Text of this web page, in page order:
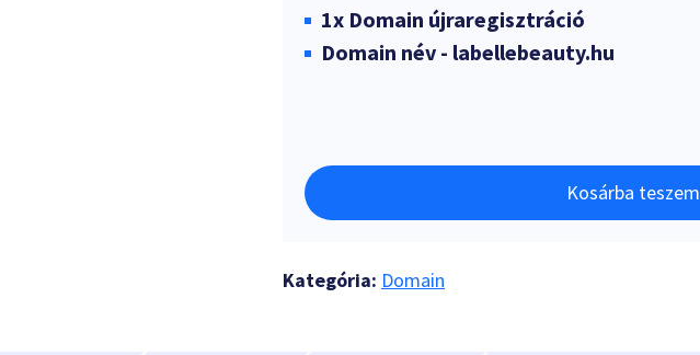
1x Domain újraregisztráció
Domain név - labellebeauty.hu
Kosárba teszem
Kategória: Domain